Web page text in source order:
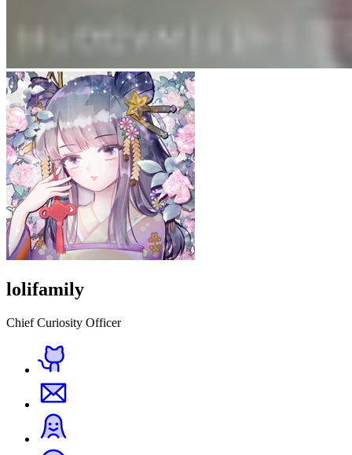
lolifamily
Chief Curiosity Officer